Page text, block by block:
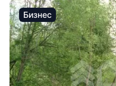
Бизнес